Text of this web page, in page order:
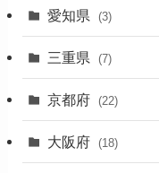
(1)
(11)
(4)
(4)
愛知県 (3)
三重県 (7)
京都府 (22)
大阪府 (18)